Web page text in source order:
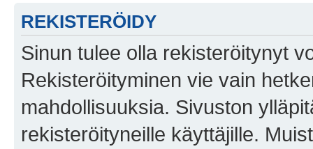
REKISTERÖIDY
Sinun tulee olla rekisteröitynyt
Rekisteröityminen vie vain
mahdollisuuksia. Sivuston
rekisteröityneille käyttäjille.